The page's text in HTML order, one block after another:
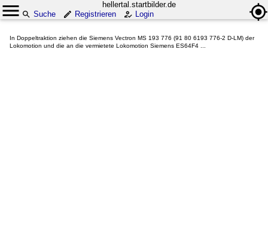
hellertal.startbilder.de
Suche
Registrieren Login
In Doppeltraktion ziehen die Siemens Vectron MS 193 776 (91 80 6193 776-2 D-LM) der
Lokomotion und die an die vermietete Lokomotion Siemens ES64F4 ...